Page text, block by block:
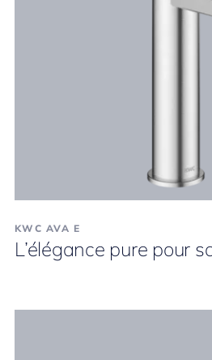
KWC AVA E
L’élégance pure pour